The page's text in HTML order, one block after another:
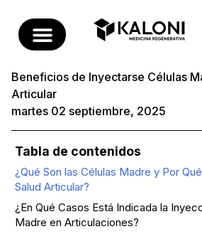
Beneficios de Inyectarse Células
Articular
martes 02 septiembre, 2025
Tabla de contenidos
¿Qué Son las Células Madre y Por
Salud Articular?
¿En Qué Casos Está Indicada la
Madre en Articulaciones?